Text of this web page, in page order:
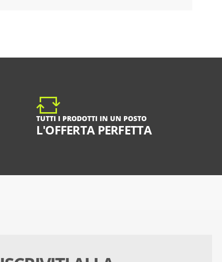
TUTTI I PRODOTTI IN UN POSTO
L'OFFERTA PERFETTA